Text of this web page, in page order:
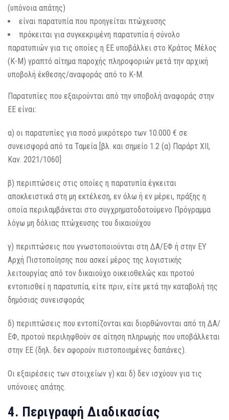
(υπόνοια απάτης)
είναι παρατυπία που προηγείται πτώχευσης
πρόκειται για συγκεκριμένη παρατυπία ή σύνολο
παρατυπιών για τις οποίες η ΕΕ υποβάλλει στο Κράτος Μέλος
(Κ-Μ) γραπτό αίτημα παροχής πληροφοριών μετά την αρχική
υποβολή έκθεσης/αναφοράς από το Κ-Μ.
Παρατυπίες που εξαιρούνται από την υποβολή αναφοράς στην
ΕΕ είναι:
α) οι παρατυπίες για ποσό μικρότερο των 10.000 € σε
συνεισφορά από τα Ταμεία [βλ. και σημείο 1.2 (α) Παράρτ ΧΙΙ,
Καν. 2021/1060]
β) περιπτώσεις στις οποίες η παρατυπία έγκειται
αποκλειστικά στη μη εκτέλεση, εν όλω ή εν μέρει, πράξης η
οποία περιλαμβάνεται στο συγχρηματοδοτούμενο Πρόγραμμα
λόγω μη δόλιας πτώχευσης του δικαιούχου
γ) περιπτώσεις που γνωστοποιούνται στη ΔΑ/ΕΦ ή στην ΕΥ
Αρχή Πιστοποίησης που ασκεί μέρος της λογιστικής
λειτουργίας από τον δικαιούχο οικειοθελώς και προτού
εντοπισθεί η παρατυπία, είτε πριν, είτε μετά την καταβολή της
δημόσιας συνεισφοράς
δ) περιπτώσεις που εντοπίζονται και διορθώνονται από τη ΔΑ/
ΕΦ, προτού περιληφθούν σε αίτηση πληρωμής που υποβάλλεται
στην ΕΕ (δηλ. δεν αφορούν πιστοποιημένες δαπάνες).
Οι εξαιρέσεις των στοιχείων γ) και δ) δεν ισχύουν για τις
υπόνοιες απάτης.
4. Περιγραφή Διαδικασίας